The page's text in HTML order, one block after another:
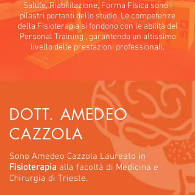
DOTT. AMEDEO
CAZZOLA
Sono Amedeo Cazzola Laureato in
Fisioterapia alla facoltà di Medicina e
Chirurgia di Trieste.
Salute, Riabilitazione, Forma Fisica sono i
pilastri portanti dello studio. Le competenze
della Fisioterapia si fondono con le abilità del
Personal Training , garantendo un altissimo
livello delle prestazioni professionali.